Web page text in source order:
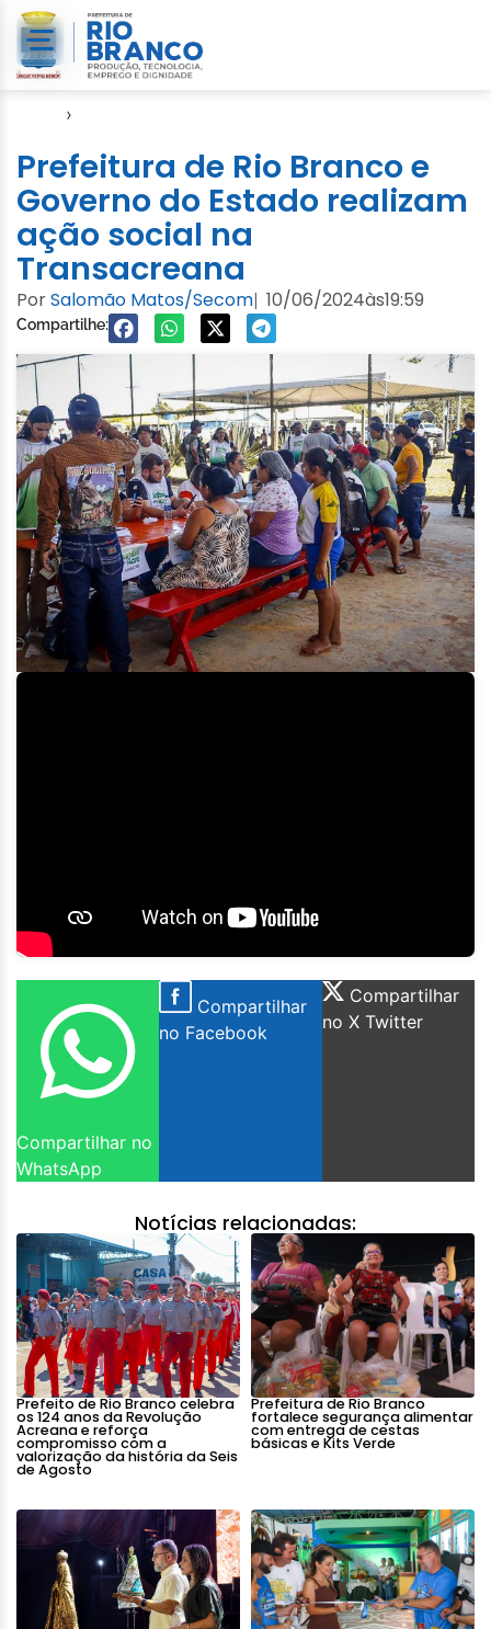
›
Prefeitura de Rio Branco e
Governo do Estado realizam
ação social na
Transacreana
PorSalomão Matos/Secom| 10/06/2024às19:59
Compartilhe:
Compartilhar no
WhatsApp
Compartilhar
no Facebook
Compartilhar
no X Twitter
Notícias relacionadas:
Prefeito de Rio Branco celebra
os 124 anos da Revolução
Acreana e reforça
compromisso com a
valorização da história da Seis
de Agosto
Prefeitura de Rio Branco
fortalece segurança alimentar
com entrega de cestas
básicas e Kits Verde